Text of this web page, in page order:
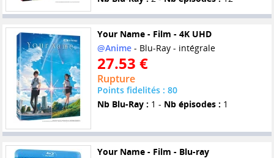
Your Name - Film - 4K UHD
@Anime- Blu-Ray - intégrale
27.53 €
Rupture
Points fidelités : 80
Nb Blu-Ray : 1 - Nb épisodes : 1
Your Name - Film - Blu-ray